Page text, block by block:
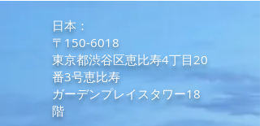
​日本：
〒150-6018
東京都渋谷区恵比寿4丁目20
番3号恵比寿
ガーデンプレイスタワー18
階